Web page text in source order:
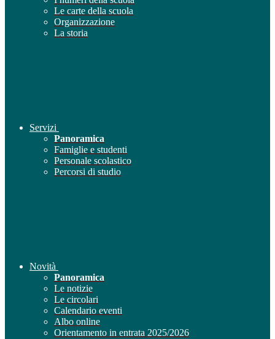
Le carte della scuola
Organizzazione
La storia
Servizi
Panoramica
Famiglie e studenti
Personale scolastico
Percorsi di studio
Novità
Panoramica
Le notizie
Le circolari
Calendario eventi
Albo online
Orientamento in entrata 2025/2026